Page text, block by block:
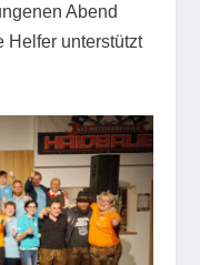
Abend
Helfer unterstützt